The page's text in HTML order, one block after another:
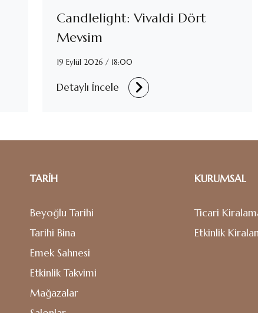
Candlelight: Vivaldi Dört
Mevsim
19 Eylül 2026 / 18:00
Detaylı İncele
TARİH
Beyoğlu Tarihi
Tarihi Bina
Emek Sahnesi
Etkinlik Takvimi
Mağazalar
KURUMSAL
Ticari
Etkinlik